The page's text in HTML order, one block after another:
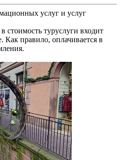
услуг и услуг
стоимость туруслуги входит
Как правило, оплачивается в